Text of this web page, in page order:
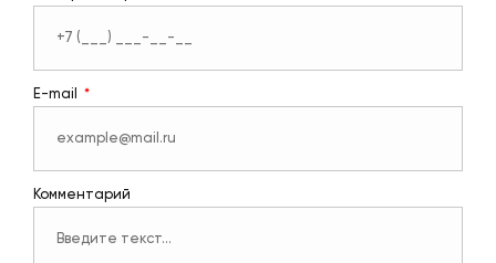
E-mail
Комментарий